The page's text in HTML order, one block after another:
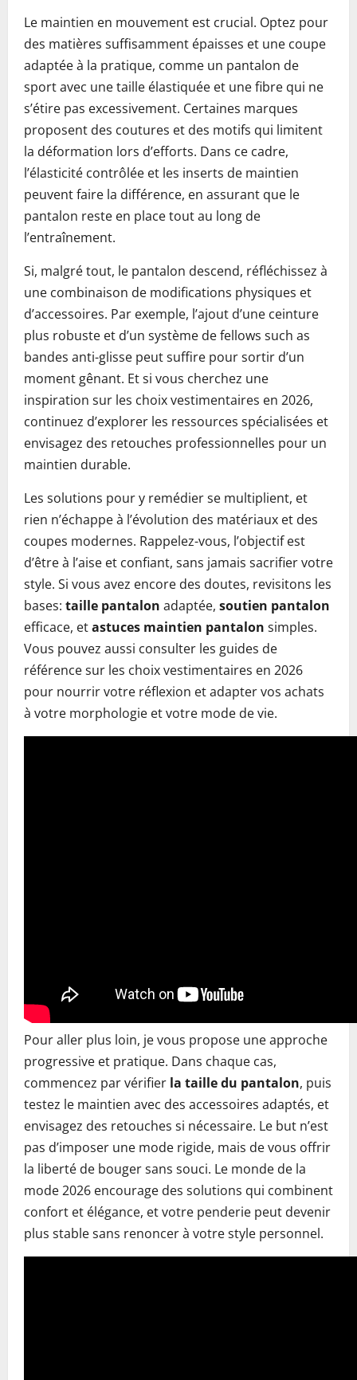
Le maintien en mouvement est crucial. Optez pour
des matières suffisamment épaisses et une coupe
adaptée à la pratique, comme un pantalon de
sport avec une taille élastiquée et une fibre qui ne
s’étire pas excessivement. Certaines marques
proposent des coutures et des motifs qui limitent
la déformation lors d’efforts. Dans ce cadre,
l’élasticité contrôlée et les inserts de maintien
peuvent faire la différence, en assurant que le
pantalon reste en place tout au long de
l’entraînement.
Si, malgré tout, le pantalon descend, réfléchissez à
une combinaison de modifications physiques et
d’accessoires. Par exemple, l’ajout d’une ceinture
plus robuste et d’un système de fellows such as
bandes anti-glisse peut suffire pour sortir d’un
moment gênant. Et si vous cherchez une
inspiration sur les choix vestimentaires en 2026,
continuez d’explorer les ressources spécialisées et
envisagez des retouches professionnelles pour un
maintien durable.
Les solutions pour y remédier se multiplient, et
rien n’échappe à l’évolution des matériaux et des
coupes modernes. Rappelez-vous, l’objectif est
d’être à l’aise et confiant, sans jamais sacrifier votre
style. Si vous avez encore des doutes, revisitons les
bases: taille pantalon adaptée, soutien pantalon
efficace, etastuces maintien pantalon simples.
Vous pouvez aussi consulter les guides de
référence sur les choix vestimentaires en 2026
pour nourrir votre réflexion et adapter vos achats
à votre morphologie et votre mode de vie.
Pour aller plus loin, je vous propose une approche
progressive et pratique. Dans chaque cas,
commencez par vérifier la taille du pantalon, puis
testez le maintien avec des accessoires adaptés, et
envisagez des retouches si nécessaire. Le but n’est
pas d’imposer une mode rigide, mais de vous offrir
la liberté de bouger sans souci. Le monde de la
mode 2026 encourage des solutions qui combinent
confort et élégance, et votre penderie peut devenir
plus stable sans renoncer à votre style personnel.